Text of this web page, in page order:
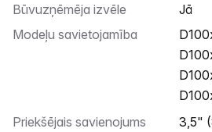
Būvuzņēmēja izvēle
Jā
Modeļu savietojamība
Priekšējais savienojums
3,5" (8,9 cm) Firestick®